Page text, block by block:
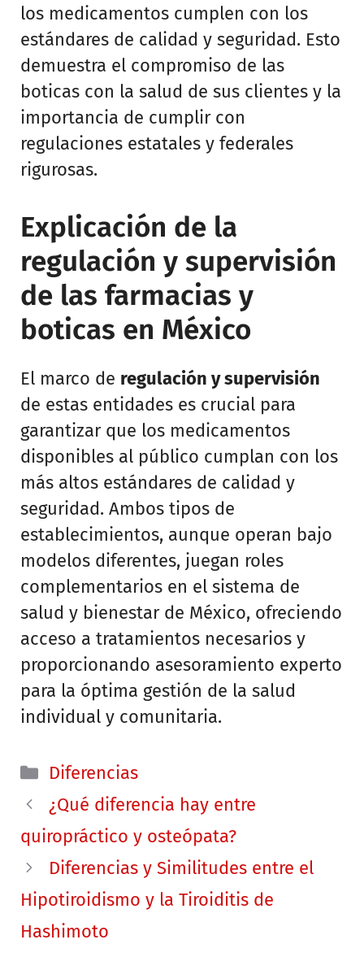
los medicamentos cumplen con los
estándares de calidad y seguridad. Esto
demuestra el compromiso de las
boticas con la salud de sus clientes y la
importancia de cumplir con
regulaciones estatales y federales
rigurosas.
Explicación de la
regulación y supervisión
de las farmacias y
boticas en México
El marco de regulación y supervisión
de estas entidades es crucial para
garantizar que los medicamentos
disponibles al público cumplan con los
más altos estándares de calidad y
seguridad. Ambos tipos de
establecimientos, aunque operan bajo
modelos diferentes, juegan roles
complementarios en el sistema de
salud y bienestar de México, ofreciendo
acceso a tratamientos necesarios y
proporcionando asesoramiento experto
para la óptima gestión de la salud
individual y comunitaria.
Categorías
Diferencias
¿Qué diferencia hay entre
quiropráctico y osteópata?
Diferencias y Similitudes entre el
Hipotiroidismo y la Tiroiditis de
Hashimoto